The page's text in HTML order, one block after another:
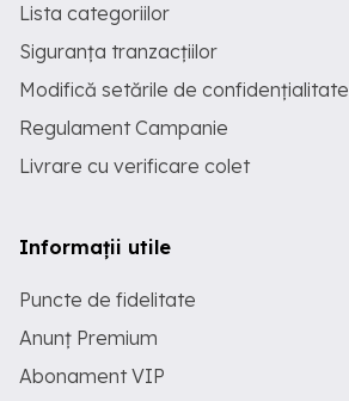
Lista categoriilor
Siguranța tranzacțiilor
Modifică setările de confidențialitate
Regulament Campanie
Livrare cu verificare colet
Informații utile
Puncte de fidelitate
Anunț Premium
Abonament VIP